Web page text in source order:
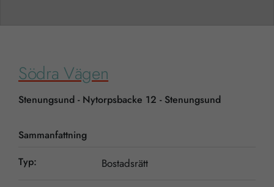
Södra Vägen
Stenungsund - Nytorpsbacke 12 - Stenungsund
Sammanfattning
Typ:
Bostadsrätt